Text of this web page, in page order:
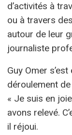
d’activités à
ou à travers
autour de leur
journaliste
Guy Omer
déroulement
« Je suis en
avons relevé.
il réjoui.